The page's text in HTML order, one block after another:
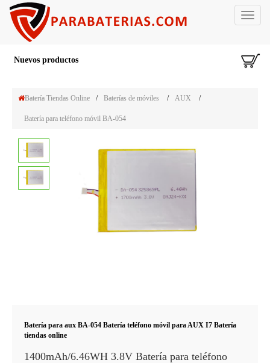
Toggle
Nuevos productos
Batería Tiendas Online / Baterías de móviles / AUX /
Batería para teléfono móvil BA-054
Batería para aux BA-054 Batería teléfono móvil para AUX I7 Batería
tiendas online
1400mAh/6.46WH 3.8V Batería para teléfono